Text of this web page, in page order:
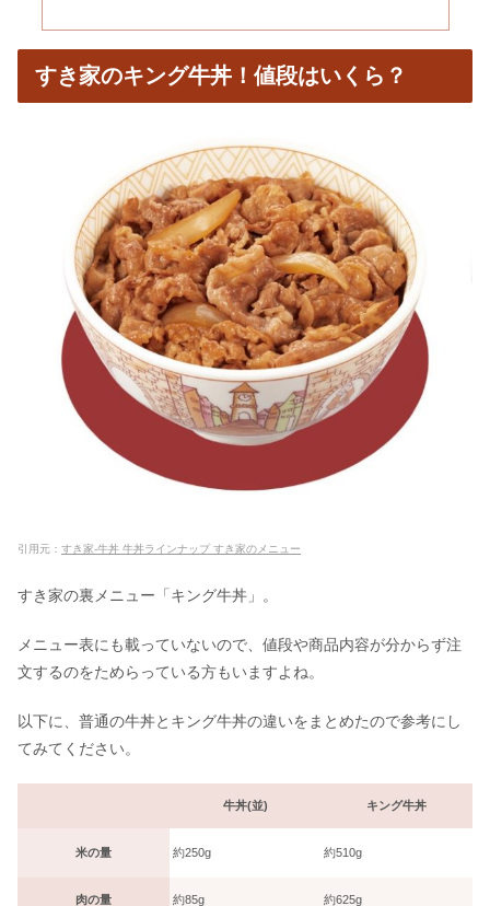
焼肉きんぐ誕生日クーポンいつ届く？
当日？プレートの予約方法も
どくだみ茶を飲み続けた結果！効能・
作り方の注意点や副作用も
プーアル茶を飲み続けた結果｜効果
は？カフェイン量に注意？
玄米食べ続けた結果｜まずい＆美味し
くない？農薬を落とす方法
サントリージン翠はまずい？缶の口コ
や台ずしは最悪＆まずいは嘘？一人飲
三温糖？効果や体に悪いの噂も
予約方法＆できない原因も
ヨーグルトを食べてはいけない人＆は
すき家のキング牛丼！値段はいくら？
引用元： すき家-牛丼 牛丼ラインナップ すき家のメニュー
すき家の裏メニュー「キング牛丼」。
メニュー表にも載っていないので、値段や商品内容が分からず注
文するのをためらっている方もいますよね。
以下に、普通の牛丼とキング牛丼の違いをまとめたので参考にし
てみてください。
牛丼(並) キング牛丼
米の量 約250g 約510g
肉の量 約85g 約625g